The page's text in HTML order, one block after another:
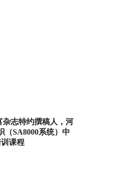
杂志特约撰稿人， 河
（SA8000系统）中
课程